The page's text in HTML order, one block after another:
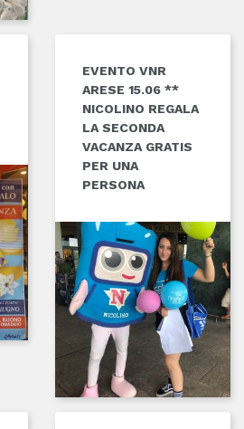
EVENTO VNR
ARESE 15.06 **
NICOLINO REGALA
LA SECONDA
VACANZA GRATIS
PER UNA
PERSONA